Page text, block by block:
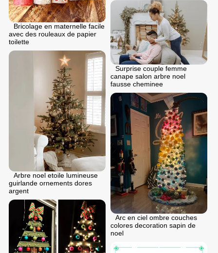
Bricolage en maternelle facile
avec des rouleaux de papier
toilette
Surprise couple femme
canape salon arbre noel
fausse cheminee
Arbre noel etoile lumineuse
guirlande ornements dores
argent
Arc en ciel ombre couches
colores decoration sapin de
noel